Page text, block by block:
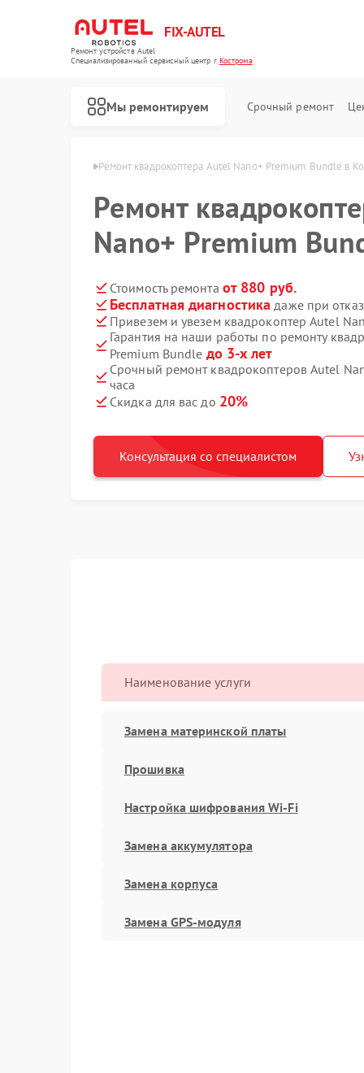
FIX-AUTEL
Ремонт устройств Autel
Специализированный cервисный центр г.Кострома
Мы ремонтируем Срочный ремонт
Ремонт квадрокоптера Autel Nano+ Premium Bundle в
Ремонт
Nano+ Premium
Стоимость ремонта от 880 руб.
Бесплатная диагностика даже при
Привезем и увезем квадрокоптер Autel
Гарантия на наши работы по ремонту
Premium Bundle до 3-х лет
Срочный ремонт квадрокоптеров Autel
часа
Скидка для вас до 20%
Консультация со специалистом
Наименование услуги
Замена материнской платы
Прошивка
Настройка шифрования Wi-Fi
Замена аккумулятора
Замена корпуса
Замена GPS-модуля